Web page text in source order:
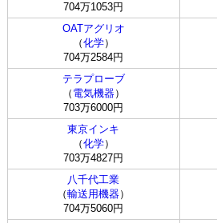
704万1053円
OATアグリオ
（化学）
704万2584円
テラプローブ
（ 電気機器）
703万6000円
東京インキ
（化学）
703万4827円
八千代工業
（輸送用機器）
704万5060円